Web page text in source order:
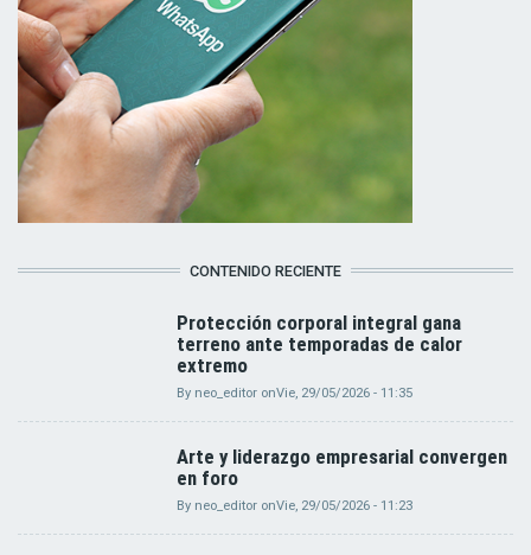
CONTENIDO RECIENTE
Protección corporal integral gana
terreno ante temporadas de calor
extremo
By neo_editor onVie, 29/05/2026 - 11:35
Arte y liderazgo empresarial convergen
en foro
By neo_editor onVie, 29/05/2026 - 11:23